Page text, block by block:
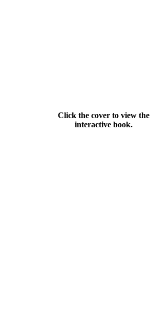
Click the cover to view the
interactive book.